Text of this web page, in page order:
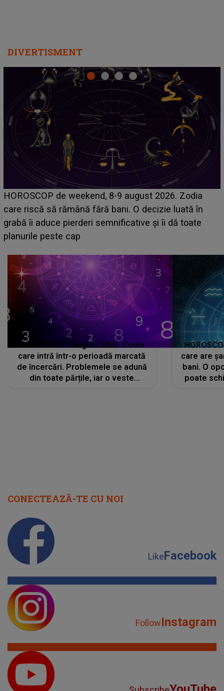
Emanuel a ținut ACEST DETALIU ASCUNS până
acum! În fața Alexandrei, concurentul din Casa Iubirii
face o MĂRTURISIRE NEAȘTEPTATĂ despre mama
sa: "I-am spus și ei în față, eu nu te iubesc pentru
că..."
HOROSCOP 7 august 2026. Zodia
care intră într-o perioadă marcată
de încercări. Problemele se adună
din toate părțile, iar o veste
neașteptată îi dă planurile peste
cap
care are
bani. O
poate
la